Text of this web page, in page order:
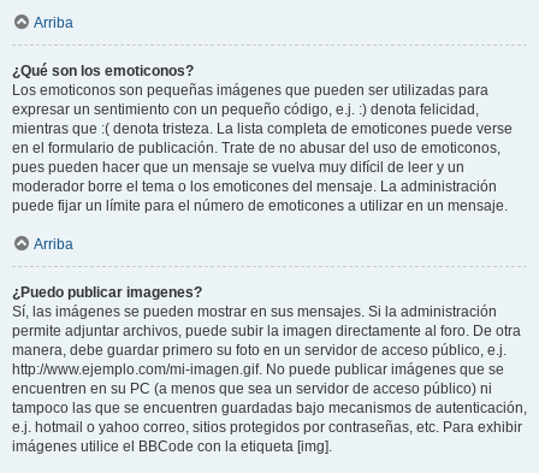
Arriba
¿Qué son los emoticonos?
Los emoticonos son pequeñas imágenes que pueden ser utilizadas para
expresar un sentimiento con un pequeño código, e.j. :) denota felicidad,
mientras que :( denota tristeza. La lista completa de emoticones puede verse
en el formulario de publicación. Trate de no abusar del uso de emoticonos,
pues pueden hacer que un mensaje se vuelva muy difícil de leer y un
moderador borre el tema o los emoticones del mensaje. La administración
puede fijar un límite para el número de emoticones a utilizar en un mensaje.
Arriba
¿Puedo publicar imagenes?
Sí, las imágenes se pueden mostrar en sus mensajes. Si la administración
permite adjuntar archivos, puede subir la imagen directamente al foro. De otra
manera, debe guardar primero su foto en un servidor de acceso público, e.j.
http://www.ejemplo.com/mi-imagen.gif. No puede publicar imágenes que se
encuentren en su PC (a menos que sea un servidor de acceso público) ni
tampoco las que se encuentren guardadas bajo mecanismos de autenticación,
e.j. hotmail o yahoo correo, sitios protegidos por contraseñas, etc. Para exhibir
imágenes utilice el BBCode con la etiqueta [img].